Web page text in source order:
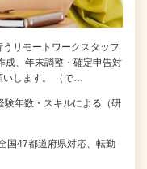
リモートワークスタッフ
成、年末調整・確定申告対
いします。 （で…
年数・スキルによる（研
国47都道府県対応、転勤